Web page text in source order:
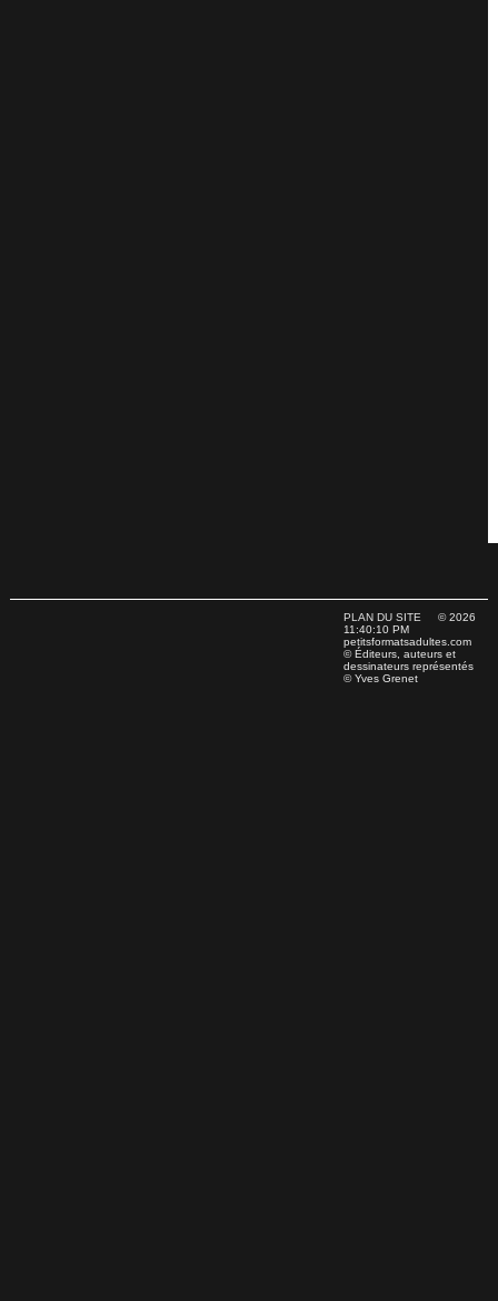
PLAN DU SITE © 2026
11:40:10 PM
petitsformatsadultes.com
© Éditeurs, auteurs et
dessinateurs représentés
© Yves Grenet